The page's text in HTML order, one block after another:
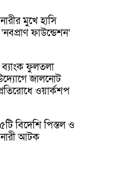
মুখে হাসি
ফাউন্ডেশন’
ব্যাংক ফুলতলা
জালনোট
ওয়ার্কশপ
বিদেশি পিস্তল ও
আটক